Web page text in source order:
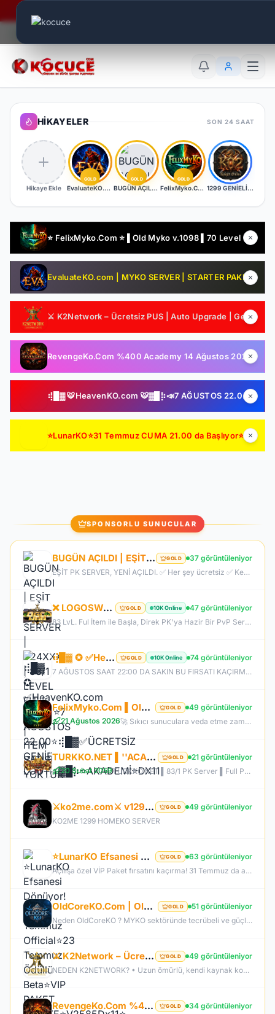
HIKAYELER SON 24 SAAT
Hikaye Ekle
GOLD
EvaluateKO.com | Myko | 1.000.000 TL Ödül Havuzu | Official : 14 Ağustos 2026 -Cuma 21:00!
GOLD
BUGÜN AÇILDI | EŞİT PK SERVER | V24XXX | 83/1 LEVEL FULL İTEM | İTEM SATIŞI YOKTUR
GOLD
FelixMyko.Com ▌Old Myko v.1098 ▌70 Level CAP ▌Official : 21 Ağustos Cuma 22:00 ▌Starter Paket Bizden 1299 GENİELİ SERVER
⭐ FelixMyko.Com ⭐ ▌Old Myko v.1098 ▌70 Level CAP ▌Official : 21 Ağustos Cuma 22:00 ▌Starter Paket Bizden !
EvaluateKO.com | MYKO SERVER | STARTER PAKET HEDİYE | 1.000.000 TL Ödül Havuzu | Official : 14 Ağustos 2026 -Cuma 21:00!
⚔️ K2Network – Ücretsiz PUS | Auto Upgrade | Geliştirilmiş Drop & Kutu Sistemi | Sürekli Güncelleme
RevengeKo.Com %400 Academy 14 Ağustos 2026 | v.2585 Light Farm | 1500 TL Değerinde VIP Paket Hediye | GB Değerli / Item Kolay | LIGHT FARM SERVER
⢾█▓ 🐯HeavenKO.com 🐯▓█⡷📣7 AĞUSTOS 22.00 SAKIN KAÇIRMA!📣▓█⡷⢾█▓💥ÜCRETSİZ GENİE LOOT💥▓█⡷🚀AKADEMİ🚀DX11🚀▓█⡷
⭐LunarKO⭐31 Temmuz CUMA 21.00 da Başlıyor⭐ AÇILIŞA ÖZEL VIP PAKET HEDİYE ⭐GENIE & AutoLoot Ücretsiz⭐EN KALİTELİ HARD FARM SERVER⭐
SPONSORLU SUNUCULAR
BUGÜN AÇILDI | EŞİT PK SERVER | V24XXX | 83/1 LEVEL FULL İTEM | İTEM SATIŞI YOKTUR GOLD
37 görüntüleniyor
EŞİT PK SERVER, YENİ AÇILDI. ✅ Her şey ücretsiz ✅ Kesinlikle item satışı yok ✅ Herkes eşit şartlarda başlayacak ✅ JR, BDW, Chaos ve savaş etkinlikleri aktif ✅ Kalabalık ve rekabetçi PK ortamı Bu cumartesi saat 21:00’da yeniden bizimle olun. Arkadaşlarınızı da davet edin, hep birlikte daha güçlü ve daha kalabalık bir başlangıç yapalım! Desteğiniz ve anlayışınız için teşekkür ederiz.
❌ LOGOSWAR.COM ❌ [ 83/1 ] PK SERVER ▌FULL ITEM BAŞLANGIÇ ▌Adım Atamayacağın Kadar Kalabalık GOLD 10K Online
47 görüntüleniyor
83 LvL. Ful İtem ile Başla, Direk PK'ya Hazir Bir PvP Server, Full Pus'da Hediye, 10.000 Oyuncu Kitlesi ile Türkiye'nin En Kalabalık PK Serveri, Sizlerde Hemen Yerinizi Alın.
⢾█▓ ✪ ✅HeavenKO.com ✅▓█⡷⭐7 AĞUSTOS 22.00⭐⢾█▓✅ÜCRETSİZ GENİE LOOT✅▓█⡷⭐AKADEMİ⭐DX11 GOLD 10K Online
74 görüntüleniyor
7 AĞUSTOS SAAT 22:00 DA SAKIN BU FIRSATI KAÇIRMA! BİZİMLE YOLA ÇIKAN HERKES BUGÜN İPTAL! BİZ İSE 6.AYIMIZI DEVİRDİK, İLK GÜNKİ GİBİ GEÇ KALMAYACAĞIN TEK SİSTEM!
FelixMyko.Com ▌Old Myko v.1098 ▌70 Level CAP ▌Official : 21 Ağustos Cuma 22:00 ▌Starter Paket Bizden GOLD
49 görüntüleniyor
21 Ağustos 2026
🚀 Sıkıcı sunuculara veda etme zamanı geldi! ⭐ Parlayan yıldız: FelixMyko! 💰 Sürekli kazandıran yapısı, bitmek bilmeyen Farm ve PK heyecanıyla eski MyKO ruhunu yeniden yaşamaya hazır ol! 📅 Açılış: 21 Ağustos Cuma – 🕙 22:00 🌐 Adres: FelixMyko.com 🎁 2.000 TL bakiye değerinde Starter Paket HEDİYE! 🔑 Starter Paket Kodu: 99998888777766665555 🌐 Panel: https://www.felixmyko.com 👉 Discord: http://discord.gg/MYACS 🟢 WhatsApp: https://wp.felixmyko.com ⚔️ Eski günlerin efsane savaşlarını, dostluk
TURKKO.NET ▌''ACADEMY'' Sunucusu 10 TEMMUZ Time 22:00 ▌Ücretsiz Full Pus Başlangıç ▌83/5 PK Server GOLD
21 görüntüleniyor
20 Şubat 2059
TURKKO.NET ▌83/1 PK Server ▌Full Pus Başlangıç ▌x64 Bit Client dx11 ▌ 2009'dan Bu Yana Aynı Heyecan!
⚔️ko2me.com⚔️ v1299 ⚔️DİEZ ⚔️ OFFİCAL 17.07.2026⚔️ JAPKO DRAKİ SERVER GOLD
49 görüntüleniyor
KO2ME 1299 HOMEKO SERVER
⭐LunarKO Efsanesi Dönüyor!⭐31 Temmuz Official⭐23 Temmuz Ödüllü Beta⭐VIP PAKET HEDİYE⭐V2585Dx11⭐ GOLD
63 görüntüleniyor
Açılışa özel VİP Paket fırsatını kaçırma! 31 Temmuz da aramıza katıl , unutamayacağın bir deneyim senin olsun!
OldCoreKO.Com | Old Myko v.1098 | Starter + Yan Pus Ücretsiz | Academy : 17 Temmuz 2026 -Cuma 21:00! GOLD
51 görüntüleniyor
Neden OldCoreKO ? MYKO sektöründe tecrübeli ve güçlü yönetim Oyuncu geri bildirimlerine önem veren şeffaf yapı Play to Win odaklı sistem anlayışı Dengeli ekonomi ve sürdürülebilir oyun yapısı Uzun soluklu, plansız kapanma riski olmayan sunucu vizyonu Deneyimli yönetim ekibimizin rehberliğinde, uzun soluklu ve unutulmaz bir maceraya hazır olun. OldCoreKO; heyecan dolu bir ortam, PK temposunun hiç durmadığı ve MYKO’nun özünü sonuna kadar yaşayabileceğiniz eşsiz bir atmosfer.
⚔️ K2Network – Ücretsiz PUS | Auto Upgrade | Geliştirilmiş Drop & Kutu Sistemi | Sürekli Güncellemel GOLD
49 görüntüleniyor
NEDEN K2NETWORK? • Uzun ömürlü, kendi kaynak koduna sahip gerçek bir proje – hazır dosya alıp 1 haftada patlayan server değil. • %100 farm mantığı – KC/TL zorunluluğu yok, her şey oynayarak kazanılabilir. • Upgrade sınırı yok! – +30 Rebirthe kadar ilerleyen, +5’e kadar basılan takılar! • Tamamen ücretsiz PUS, paranızı sevdiklerinize ve ailenize ayırabilirsiniz! • Upgrade oranları şeffaf – % kaç ihtimalle bastığını ekranda net görüyorsun. • Auto Upgrade sistemi oyuna direkt entegre
RevengeKo.Com %400 Academy 14 Ağustos 2026 | v.2585 Light Farm | 1500 TL Değerinde VIP Paket Hediye GOLD
34 görüntüleniyor